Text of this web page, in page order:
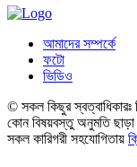
আমাদের সম্পর্কে
ফটো
ভিডিও
© সকল কিছুর স্বত্বাধিকারঃ
কোন বিষয়বস্তু অনুমতি
সকল কারিগরী সহযোগিতায়